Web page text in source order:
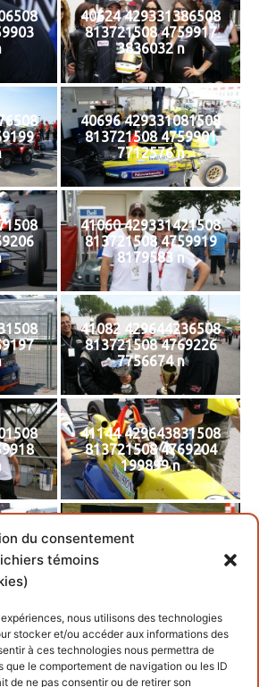
du consentement
témoins
nous utilisons des technologies
stocker et/ou accéder aux informations des
à ces technologies nous permettra de
que le comportement de navigation ou les ID
de ne pas consentir ou de retirer son
40624 429331386508
813721508 4759917
3836032 n
40696 429331081508
813721508 4759901
7712576 n
41060 429331421508
813721508 4759919
8179583 n
41082 429644236508
813721508 4769226
7756674 n
41144 429643831508
813721508 4769204
199899 n
44862 423480653817
509458817 4646756
podium